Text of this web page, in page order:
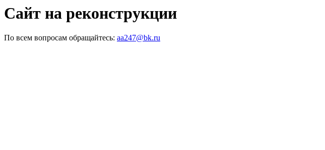
Сайт на реконструкции
По всем вопросам обращайтесь: aa247@bk.ru